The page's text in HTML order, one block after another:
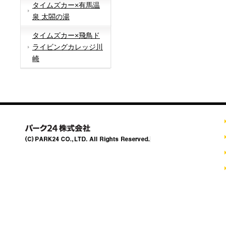
タイムズカー×有馬温
泉 太閤の湯
タイムズカー×飛鳥ド
ライビングカレッジ川
崎